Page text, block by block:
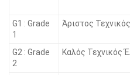
G1 : Grade
1
Άριστος
G2 : Grade
2
Καλός Τεχνικός